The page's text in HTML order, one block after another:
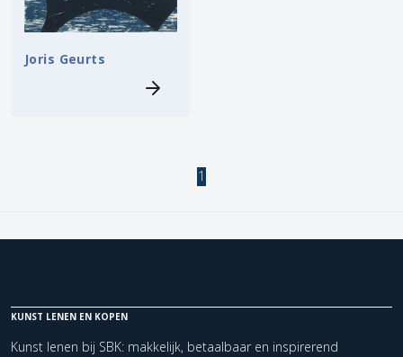
Zoeken
Joris Geurts
1
KUNST LENEN EN KOPEN
Kunst lenen bij SBK: makkelijk, betaalbaar en inspirerend